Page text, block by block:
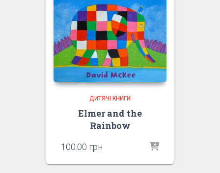
ДИТЯЧІ КНИГИ
Elmer and the
Rainbow
100.00 грн